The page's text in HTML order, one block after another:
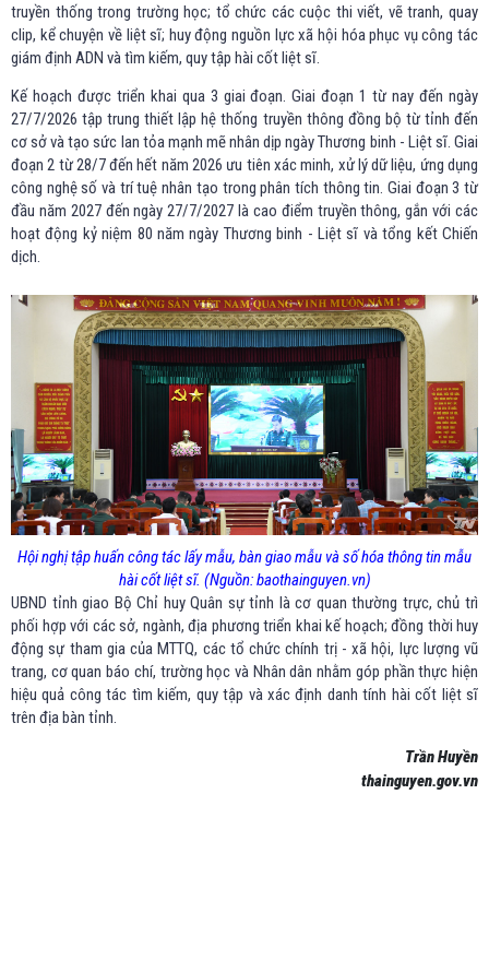
truyền thống trong trường học; tổ chức các cuộc thi viết, vẽ tranh, quay
clip, kể chuyện về liệt sĩ; huy động nguồn lực xã hội hóa phục vụ công tác
giám định ADN và tìm kiếm, quy tập hài cốt liệt sĩ.
Kế hoạch được triển khai qua 3 giai đoạn. Giai đoạn 1 từ nay đến ngày
27/7/2026 tập trung thiết lập hệ thống truyền thông đồng bộ từ tỉnh đến
cơ sở và tạo sức lan tỏa mạnh mẽ nhân dịp ngày Thương binh - Liệt sĩ. Giai
đoạn 2 từ 28/7 đến hết năm 2026 ưu tiên xác minh, xử lý dữ liệu, ứng dụng
công nghệ số và trí tuệ nhân tạo trong phân tích thông tin. Giai đoạn 3 từ
đầu năm 2027 đến ngày 27/7/2027 là cao điểm truyền thông, gắn với các
hoạt động kỷ niệm 80 năm ngày Thương binh - Liệt sĩ và tổng kết Chiến
dịch.
Hội nghị tập huấn công tác lấy mẫu, bàn giao mẫu và số hóa thông tin mẫu
hài cốt liệt sĩ. (Nguồn: baothainguyen.vn)
UBND tỉnh giao Bộ Chỉ huy Quân sự tỉnh là cơ quan thường trực, chủ trì
phối hợp với các sở, ngành, địa phương triển khai kế hoạch; đồng thời huy
động sự tham gia của MTTQ, các tổ chức chính trị - xã hội, lực lượng vũ
trang, cơ quan báo chí, trường học và Nhân dân nhằm góp phần thực hiện
hiệu quả công tác tìm kiếm, quy tập và xác định danh tính hài cốt liệt sĩ
trên địa bàn tỉnh.
Trần Huyền
thainguyen.gov.vn